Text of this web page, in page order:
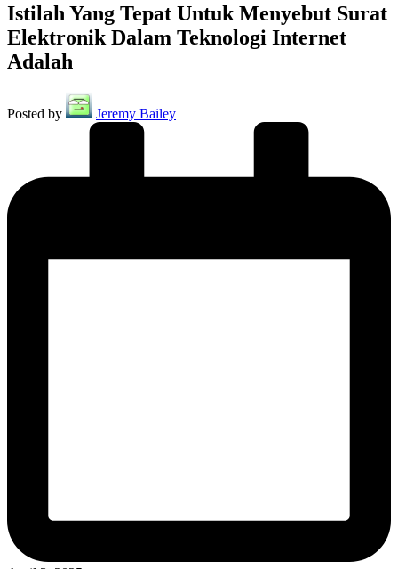
Istilah Yang Tepat Untuk Menyebut Surat
Elektronik Dalam Teknologi Internet
Adalah
Posted by Jeremy Bailey